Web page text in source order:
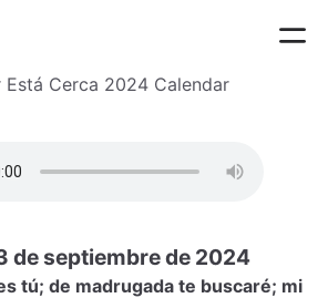
Está Cerca 2024 Calendar
de septiembre de 2024
tú; de madrugada te buscaré; mi